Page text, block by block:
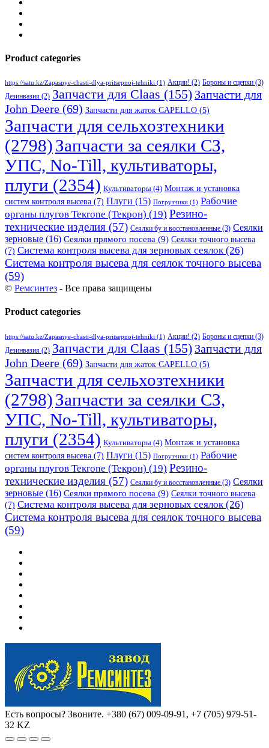
Product categories
https://satu.kz/Zapasnye-chasti-dlya-pritsepnoj-tehniki (1) Акции! (2) Бороны и сцепки (3)
Дезинвазия (2) Запчасти для Claas (155) Запчасти для
John Deere (69) Запчасти для жаток CAPELLO (5)
Запчасти для сельхозтехники
(2798)Запчасти за сеялки СЗ,
УПС, No-Till, культиваторы,
плуги (2354) Культиваторы (4) Монтаж и установка
систем контроля высева (7) Плуги (15) Погрузчики (1) Рабочие
органы плугов Текrоne (Текрон) (19) Резино-
технические изделия (57) Сеялки бу и восстановленные (3) Сеялки
зерновые (16) Сеялки прямого посева (9) Сеялки точного высева
(7) Система контроля высева для зерновых сеялок(26)
Система контроля высева для сеялок точного высева
(59)
© Ремсинтез - Все права защищены
Product categories
https://satu.kz/Zapasnye-chasti-dlya-pritsepnoj-tehniki (1) Акции! (2) Бороны и сцепки (3)
Дезинвазия (2) Запчасти для Claas (155) Запчасти для
John Deere (69) Запчасти для жаток CAPELLO (5)
Запчасти для сельхозтехники
(2798)Запчасти за сеялки СЗ,
УПС, No-Till, культиваторы,
плуги (2354) Культиваторы (4) Монтаж и установка
систем контроля высева (7) Плуги (15) Погрузчики (1) Рабочие
органы плугов Текrоne (Текрон) (19) Резино-
технические изделия (57) Сеялки бу и восстановленные (3) Сеялки
зерновые (16) Сеялки прямого посева (9) Сеялки точного высева
(7) Система контроля высева для зерновых сеялок (26)
Система контроля высева для сеялок точного высева
(59)
Есть вопросы? Звоните. +380 (67) 009-09-91, +7 (705) 979-51-
32 KZ